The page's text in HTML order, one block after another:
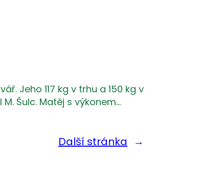
Jeho 117 kg v trhu a 150 kg v
Šulc. Matěj s výkonem…
Další stránka →